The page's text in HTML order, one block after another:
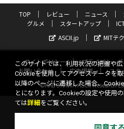
TOP レビュー ニュース
グルメ
スタートアップ
ASCII.jp
MITテ
サイトポリシー プライバシー
お問い合わせ
広告掲載 スタ
©KADOKAWA ASCII Research
このサイトでは、利用状況の把握や広
Cookieを使用してアクセスデータを
以降のページに遷移した場合、
とになります。Cookieの設定や使用
ては詳細 をご覧ください。